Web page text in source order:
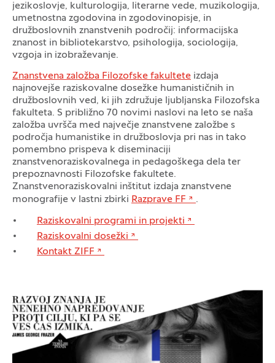
jezikoslovje, kulturologija, literarne vede, muzikologija,
umetnostna zgodovina in zgodovinopisje, in
družboslovnih znanstvenih področij: informacijska
znanost in bibliotekarstvo, psihologija, sociologija,
vzgoja in izobraževanje.
Znanstvena založba Filozofske fakultete izdaja
najnovejše raziskovalne dosežke humanističnih in
družboslovnih ved, ki jih združuje ljubljanska Filozofska
fakulteta. S približno 70 novimi naslovi na leto se naša
založba uvršča med največje znanstvene založbe s
področja humanistike in družboslovja pri nas in tako
pomembno prispeva k diseminaciji
znanstvenoraziskovalnega in pedagoškega dela ter
prepoznavnosti Filozofske fakultete.
Znanstvenoraziskovalni inštitut izdaja znanstvene
monografije v lastni zbirki Razprave FF .
Raziskovalni programi in projekti
Raziskovalni dosežki
Kontakt ZIFF